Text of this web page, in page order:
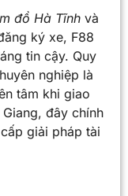
đồ Hà Tĩnh và
ký xe, F88
tin cậy. Quy
nghiệp là
tâm khi giao
đây chính
giải pháp tài